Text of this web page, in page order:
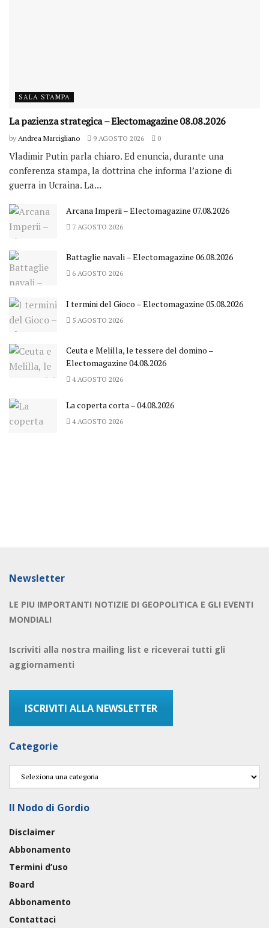
SALA STAMPA
La pazienza strategica – Electomagazine 08.08.2026
by Andrea Marcigliano 9 AGOSTO 2026 0
Vladimir Putin parla chiaro. Ed enuncia, durante una
conferenza stampa, la dottrina che informa l’azione di
guerra in Ucraina. La...
Arcana Imperii – Electomagazine 07.08.2026
7 AGOSTO 2026
Battaglie navali – Electomagazine 06.08.2026
6 AGOSTO 2026
I termini del Gioco – Electomagazine 05.08.2026
5 AGOSTO 2026
Ceuta e Melilla, le tessere del domino –
Electomagazine 04.08.2026
4 AGOSTO 2026
La coperta corta – 04.08.2026
4 AGOSTO 2026
Newsletter
LE PIU IMPORTANTI NOTIZIE DI GEOPOLITICA E GLI EVENTI
MONDIALI
Iscriviti alla nostra mailing list e riceverai tutti gli
aggiornamenti
ISCRIVITI ALLA NEWSLETTER
Categorie
Categorie
Il Nodo di Gordio
Disclaimer
Abbonamento
Termini d’uso
Board
Abbonamento
Contattaci